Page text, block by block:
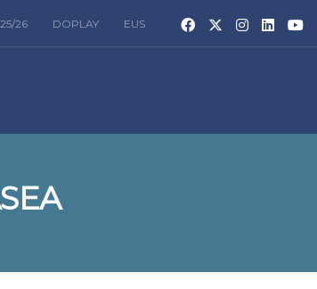
26 DOPLAY EUS